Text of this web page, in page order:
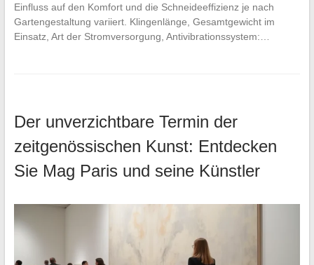
Einfluss auf den Komfort und die Schneideeffizienz je nach
Gartengestaltung variiert. Klingenlänge, Gesamtgewicht im
Einsatz, Art der Stromversorgung, Antivibrationssystem:…
Der unverzichtbare Termin der
zeitgenössischen Kunst: Entdecken
Sie Mag Paris und seine Künstler